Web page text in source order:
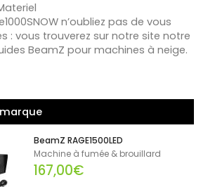
n’oubliez pas de vous
: vous trouverez sur notre site notre
BeamZ pour machines à neige.
BeamZ RAGE1500LED
Machine à fumée & brouillard
167,00€